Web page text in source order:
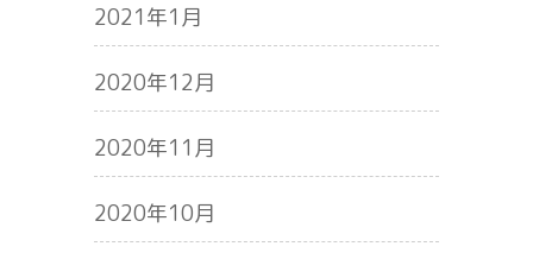
2021年1月
2020年12月
2020年11月
2020年10月